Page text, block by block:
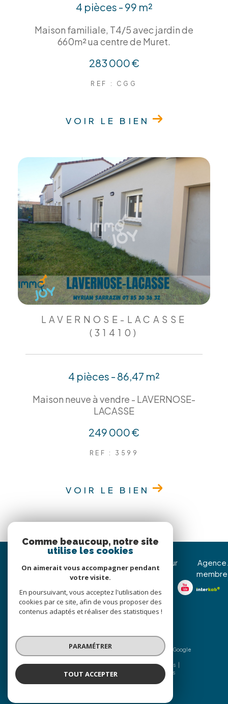
4 pièces - 99 m²
Maison familiale, T4/5 avec jardin de
660m² ua centre de Muret.
283 000 €
REF : CGG
VOIR LE BIEN
LAVERNOSE-LACASSE
(31410)
4 pièces - 86,47 m²
Maison neuve à vendre - LAVERNOSE-
LACASSE
249 000 €
REF : 3599
VOIR LE BIEN
christophe@immojoy.com
8 Avenue Jean Pierre
Nous suivre sur
Agence
membre
© 2026 | Tous droits réservés | Traduction powered by Google
|
Nos honoraires
Plan du site
Mentions légales
Admin
Nos liens Politique RGPD Cookies
Comme beaucoup, notre site
utilise les cookies
On aimerait vous accompagner pendant
votre visite.
En poursuivant, vous acceptez l'utilisation des
cookies par ce site, afin de vous proposer des
contenus adaptés et réaliser des statistiques !
PARAMÉTRER
TOUT ACCEPTER